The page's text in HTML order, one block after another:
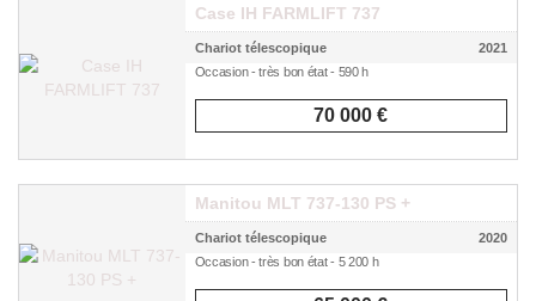
Case IH FARMLIFT 737
Chariot télescopique
2021
Occasion - très bon état - 590 h
70 000 €
Manitou MLT 737-130 PS +
Chariot télescopique
2020
Occasion - très bon état - 5 200 h